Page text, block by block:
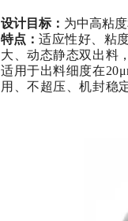
设计目标： 为中高粘
特点：适应性好、 粘
大、动态静态双出料
适用于出料细度在
用、不超压、机封稳